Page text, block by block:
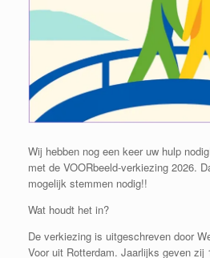
Wij hebben nog een keer uw hulp
met de VOORbeeld-verkiezing 2026.
mogelijk stemmen nodig!!
Wat houdt het in?
De verkiezing is uitgeschreven door
Voor uit Rotterdam. Jaarlijks geven zij